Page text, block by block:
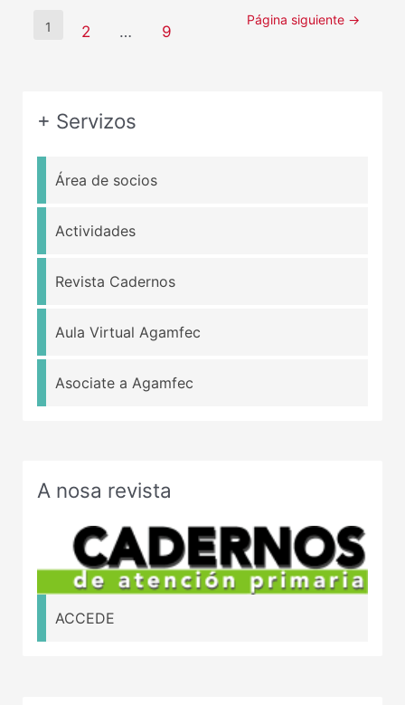
1 2 … 9
Página siguiente →
+ Servizos
Área de socios
Actividades
Revista Cadernos
Aula Virtual Agamfec
Asociate a Agamfec
A nosa revista
ACCEDE